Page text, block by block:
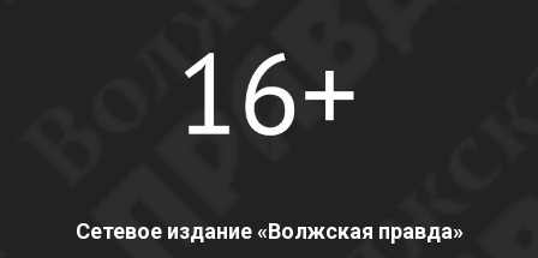
Сетевое издание «Волжская правда»